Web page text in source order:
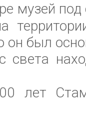
музей
он был
света
лет